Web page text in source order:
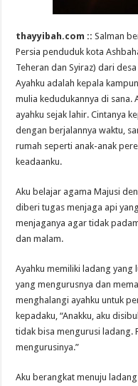
thayyibah.com ::Salman
Persia penduduk kota
Teheran dan Syiraz) dari
Ayahku adalah kepala
mulia kedudukannya di sana.
ayahku sejak lahir. Cintanya
dengan berjalannya waktu,
rumah seperti anak-anak
keadaanku.
Aku belajar agama Majusi
diberi tugas menjaga api
menjaganya agar tidak
dan malam.
Ayahku memiliki ladang yang
yang mengurusnya dan
menghalangi ayahku untuk
kepadaku, “Anakku, aku
tidak bisa mengurusi ladang.
mengurusinya.”
Aku berangkat menuju